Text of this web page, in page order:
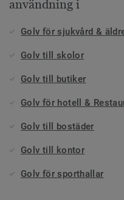
användning i
Golv för sjukvård &
Golv till skolor
Golv till butiker
Golv för hotell &
Golv till bostäder
Golv till kontor
Golv för sporthallar